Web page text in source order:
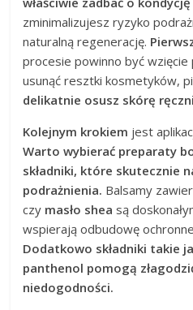
zminimalizujesz ryzyko
naturalną regenerację.
procesie powinno być
usunąć resztki kosmetyków,
delikatnie osusz skórę
Kolejnym krokiem jest
Warto wybierać preparaty
składniki, które skutecznie
podrażnienia. Balsamy
czy masło shea są
wspierają odbudowę
Dodatkowo składniki takie
panthenol pomogą
niedogodności.